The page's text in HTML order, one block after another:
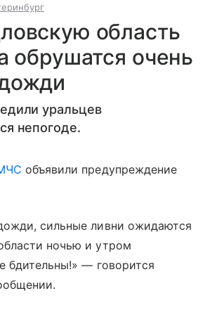
область
обрушатся очень
уральцев
непогоде.
объявили предупреждение
сильные ливни ожидаются
ночью и утром
бдительны!» — говорится